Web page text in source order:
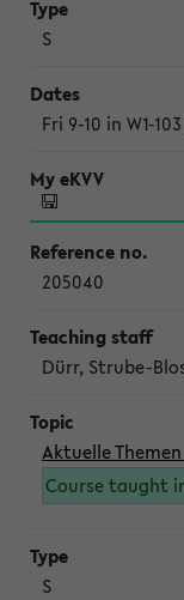
S
Fri 9-10 in W1-
205040
Dürr, Strube-
Aktuelle
Course taught
S